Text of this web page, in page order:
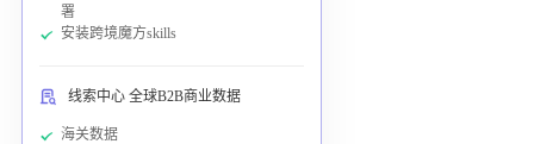
署
安装跨境魔方skills
线索中心 全球B2B商业数据
海关数据